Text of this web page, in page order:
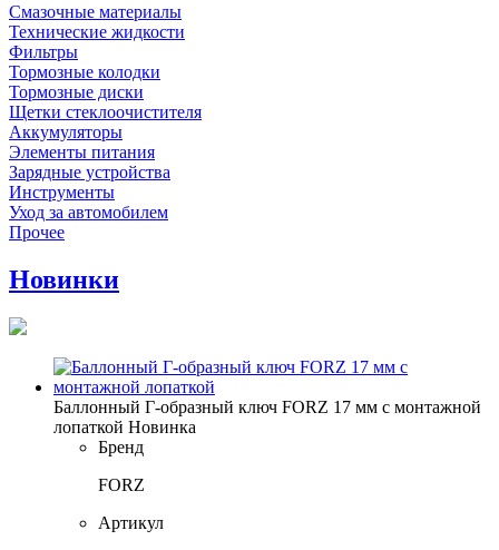
Смазочные материалы
Технические жидкости
Фильтры
Тормозные колодки
Тормозные диски
Щетки стеклоочистителя
Аккумуляторы
Элементы питания
Зарядные устройства
Инструменты
Уход за автомобилем
Прочее
Новинки
Баллонный Г-образный ключ FORZ 17 мм с монтажной
лопаткой Новинка
Бренд
FORZ
Артикул